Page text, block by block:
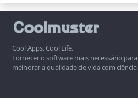
Cool Apps, Cool Life.
Fornecer o software mais necessário
melhorar a qualidade de vida com